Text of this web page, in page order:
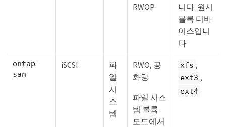
RWOP
니다. 원시
블록 디바
이스입니
다
ontap-
san
iSCSI
파
일
시
스
템
RWO, 공
화당
파일 시스
템 볼륨
모드에서
xfs ,
ext3 ,
ext4